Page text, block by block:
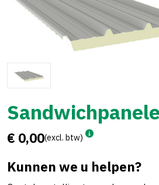
€ 0,00(excl. btw)
Kunnen we u helpen?